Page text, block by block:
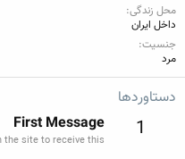
محل زندگی
داخل ایران
جنسیت
مرد
دستاوردها
1
First Message
site to receive this.